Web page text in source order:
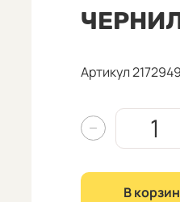
Артикул 2172949
В